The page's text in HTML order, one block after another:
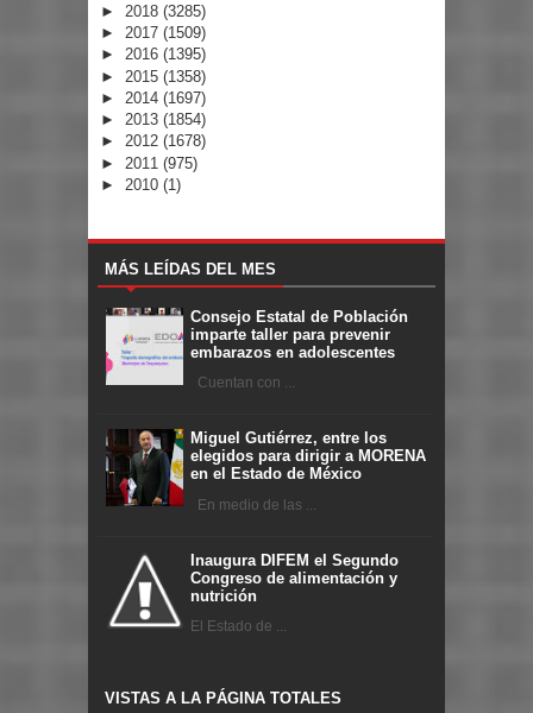
► 2018 (3285)
► 2017 (1509)
► 2016 (1395)
► 2015 (1358)
► 2014 (1697)
► 2013 (1854)
► 2012 (1678)
► 2011 (975)
► 2010 (1)
MÁS LEÍDAS DEL MES
Consejo Estatal de Población
imparte taller para prevenir
embarazos en adolescentes
Cuentan con ...
Miguel Gutiérrez, entre los
elegidos para dirigir a MORENA
en el Estado de México
En medio de las ...
Inaugura DIFEM el Segundo
Congreso de alimentación y
nutrición
El Estado de ...
VISTAS A LA PÁGINA TOTALES